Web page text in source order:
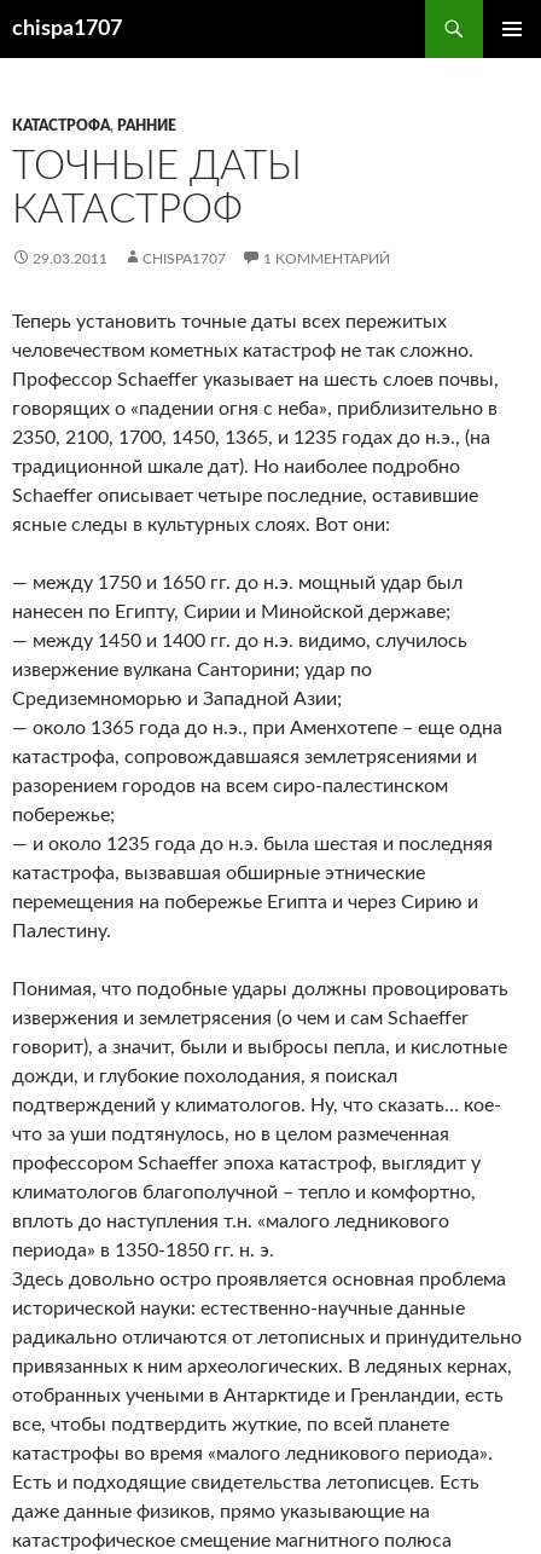
chispa1707
КАТАСТРОФА, РАННИЕ
ТОЧНЫЕ ДАТЫ
КАТАСТРОФ
29.03.2011 CHISPA1707 1 КОММЕНТАРИЙ
Теперь установить точные даты всех пережитых
человечеством кометных катастроф не так сложно.
Профессор Schaeffer указывает на шесть слоев почвы,
говорящих о «падении огня с неба», приблизительно в
2350, 2100, 1700, 1450, 1365, и 1235 годах до н.э., (на
традиционной шкале дат). Но наиболее подробно
Schaeffer описывает четыре последние, оставившие
ясные следы в культурных слоях. Вот они:
— между 1750 и 1650 гг. до н.э. мощный удар был
нанесен по Египту, Сирии и Минойской державе;
— между 1450 и 1400 гг. до н.э. видимо, случилось
извержение вулкана Санторини; удар по
Средиземноморью и Западной Азии;
— около 1365 года до н.э., при Аменхотепе – еще одна
катастрофа, сопровождавшаяся землетрясениями и
разорением городов на всем сиро-палестинском
побережье;
— и около 1235 года до н.э. была шестая и последняя
катастрофа, вызвавшая обширные этнические
перемещения на побережье Египта и через Сирию и
Палестину.
Понимая, что подобные удары должны провоцировать
извержения и землетрясения (о чем и сам Schaeffer
говорит), а значит, были и выбросы пепла, и кислотные
дожди, и глубокие похолодания, я поискал
подтверждений у климатологов. Ну, что сказать… кое-
что за уши подтянулось, но в целом размеченная
профессором Schaeffer эпоха катастроф, выглядит у
климатологов благополучной – тепло и комфортно,
вплоть до наступления т.н. «малого ледникового
периода» в 1350-1850 гг. н. э.
Здесь довольно остро проявляется основная проблема
исторической науки: естественно-научные данные
радикально отличаются от летописных и принудительно
привязанных к ним археологических. В ледяных кернах,
отобранных учеными в Антарктиде и Гренландии, есть
все, чтобы подтвердить жуткие, по всей планете
катастрофы во время «малого ледникового периода».
Есть и подходящие свидетельства летописцев. Есть
даже данные физиков, прямо указывающие на
катастрофическое смещение магнитного полюса